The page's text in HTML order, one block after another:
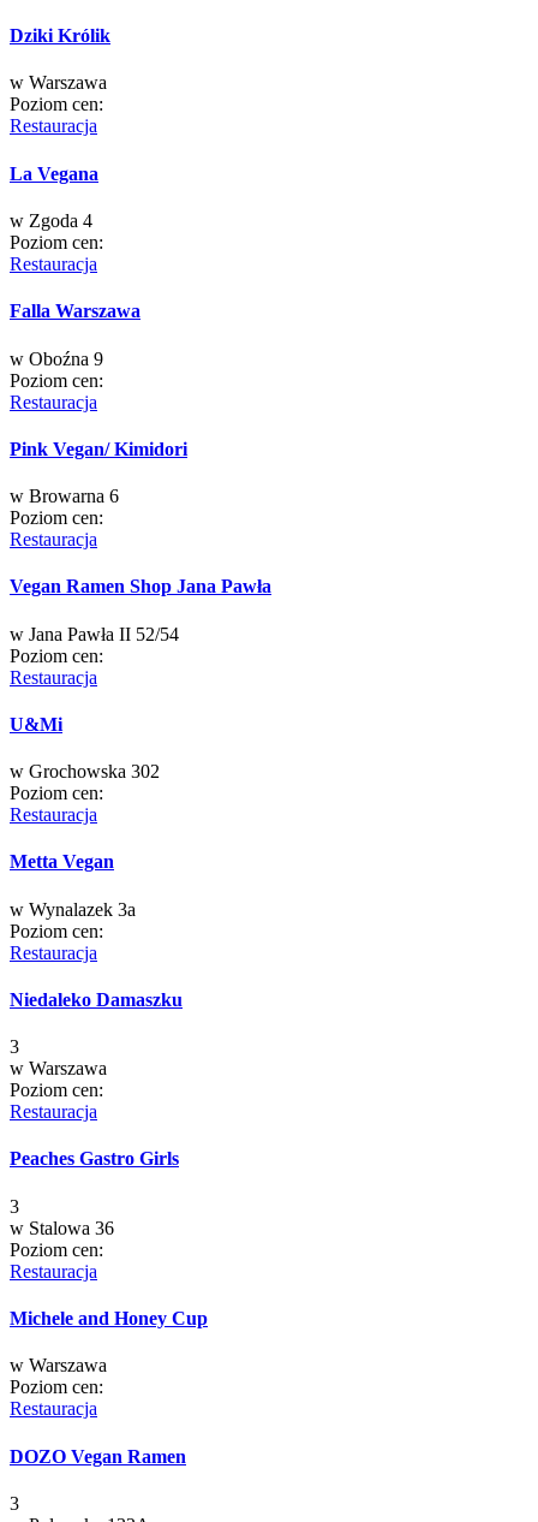
Dziki Królik
w Warszawa
Poziom cen:
Restauracja
La Vegana
w Zgoda 4
Poziom cen:
Restauracja
Falla Warszawa
w Oboźna 9
Poziom cen:
Restauracja
Pink Vegan/ Kimidori
w Browarna 6
Poziom cen:
Restauracja
Vegan Ramen Shop Jana Pawła
w Jana Pawła II 52/54
Poziom cen:
Restauracja
U&Mi
w Grochowska 302
Poziom cen:
Restauracja
Metta Vegan
w Wynalazek 3a
Poziom cen:
Restauracja
Niedaleko Damaszku
3
w Warszawa
Poziom cen:
Restauracja
Peaches Gastro Girls
3
w Stalowa 36
Poziom cen:
Restauracja
Michele and Honey Cup
w Warszawa
Poziom cen:
Restauracja
DOZO Vegan Ramen
3